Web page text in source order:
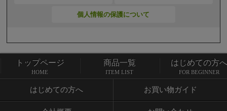
個人情報の保護について
トップページ 商品一覧
はじめての方へ お買い物ガイド
トップページ
HOME
商品一覧
ITEM LIST
はじめての方へ
FOR BEGINNER